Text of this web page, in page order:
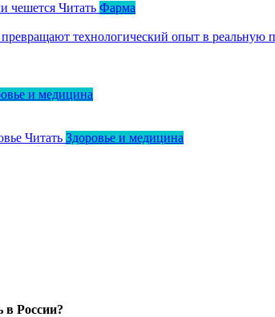
чешется Читать Фарма
технологический опыт в реальную
и медицина
Читать Здоровье и медицина
России?